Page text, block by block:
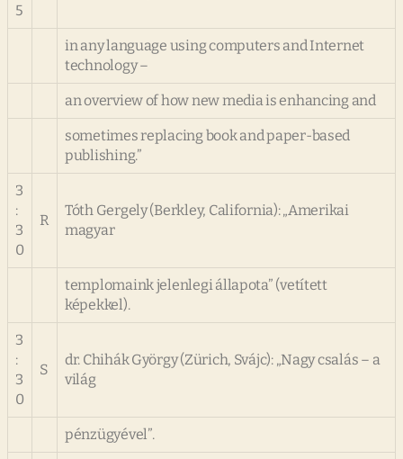
5
in any language using computers and Internet
technology –
an overview of how new media is enhancing and
sometimes replacing book and paper-based
publishing.”
3
:
3
0
R
Tóth Gergely (Berkley, California): „Amerikai
magyar
templomaink jelenlegi állapota” (vetített
képekkel).
3
:
3
0
S
dr. Chihák György (Zürich, Svájc): „Nagy csalás – a
világ
pénzügyével”.